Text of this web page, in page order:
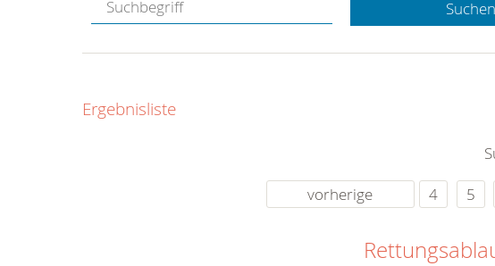
Hotline.
gerne.
rund um die Uhr
Suchen
Ergebnisliste
vorherige
4 5